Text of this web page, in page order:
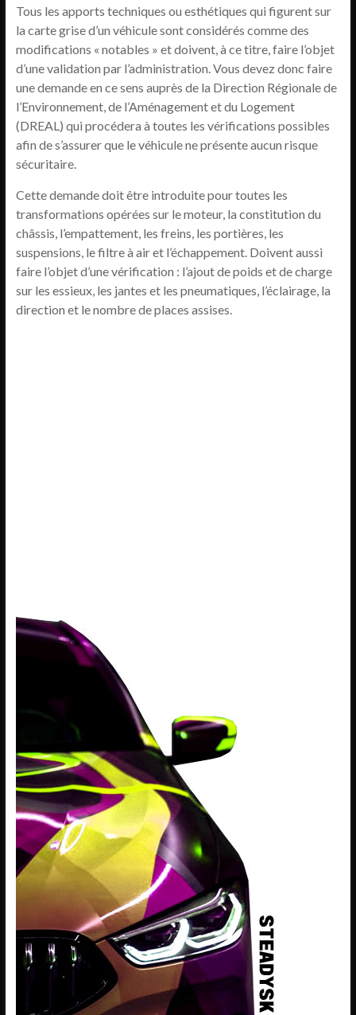
Tous les apports techniques ou esthétiques qui figurent sur
la carte grise d’un véhicule sont considérés comme des
modifications « notables » et doivent, à ce titre, faire l’objet
d’une validation par l’administration. Vous devez donc faire
une demande en ce sens auprès de la Direction Régionale de
l’Environnement, de l’Aménagement et du Logement
(DREAL) qui procédera à toutes les vérifications possibles
afin de s’assurer que le véhicule ne présente aucun risque
sécuritaire.
Cette demande doit être introduite pour toutes les
transformations opérées sur le moteur, la constitution du
châssis, l’empattement, les freins, les portières, les
suspensions, le filtre à air et l’échappement. Doivent aussi
faire l’objet d’une vérification : l’ajout de poids et de charge
sur les essieux, les jantes et les pneumatiques, l’éclairage, la
direction et le nombre de places assises.